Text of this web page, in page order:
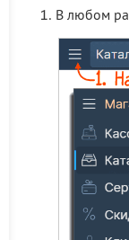
В любом